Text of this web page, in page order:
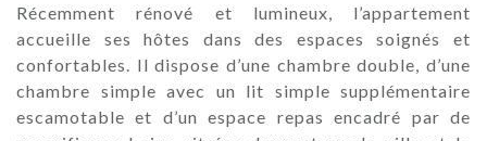
Récemment rénové et lumineux, l’appartement
accueille ses hôtes dans des espaces soignés et
confortables. Il dispose d’une chambre double, d’une
chambre simple avec un lit simple supplémentaire
escamotable et d’un espace repas encadré par de